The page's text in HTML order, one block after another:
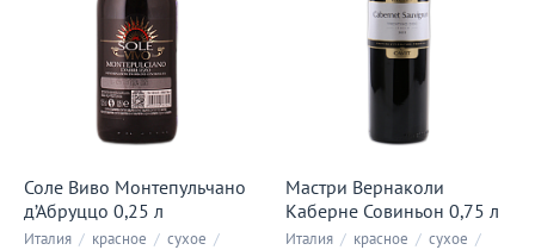
Соле Виво Монтепульчано
д’Абруццо 0,25 л
Италия / красное / сухое /
Мастри Вернаколи
Каберне Совиньон 0,75 л
Италия / красное / сухое /